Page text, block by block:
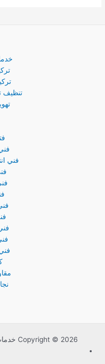
تنظيف
فني
Copyright © 2026 خدمات الكويت |